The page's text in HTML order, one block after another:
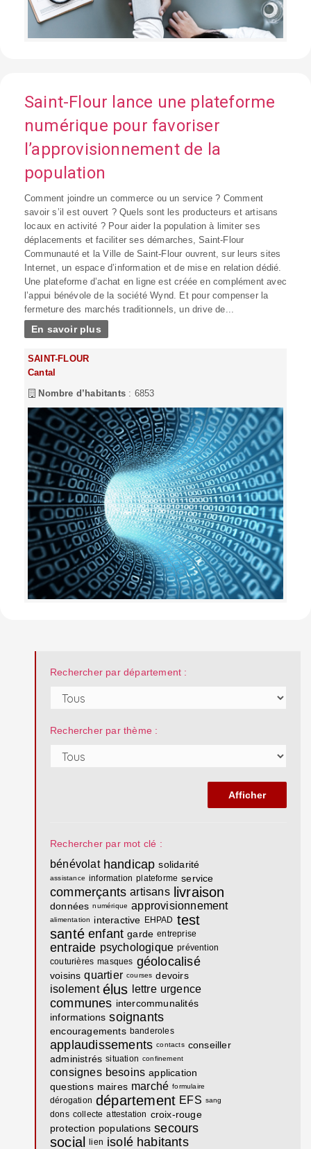
Saint-Flour lance une plateforme
numérique pour favoriser
l’approvisionnement de la
population
Comment joindre un commerce ou un service ? Comment
savoir s’il est ouvert ? Quels sont les producteurs et artisans
locaux en activité ? Pour aider la population à limiter ses
déplacements et faciliter ses démarches, Saint-Flour
Communauté et la Ville de Saint-Flour ouvrent, sur leurs sites
Internet, un espace d’information et de mise en relation dédié.
Une plateforme d’achat en ligne est créée en complément avec
l’appui bénévole de la société Wynd. Et pour compenser la
fermeture des marchés traditionnels, un drive de...
En savoir plus
SAINT-FLOUR
Cantal
Nombre d’habitants : 6853
Rechercher par département :
Rechercher par thème :
Rechercher par mot clé :
bénévolat handicap solidarité
assistance information plateforme service
commerçants artisans livraison
données numérique approvisionnement
alimentation interactive EHPAD test
santé enfant garde entreprise
entraide psychologique prévention
couturières masques géolocalisé
voisins quartier courses devoirs
isolement élus lettre urgence
communes intercommunalités
informations soignants
encouragements banderoles
applaudissements contacts conseiller
administrés situation confinement
consignes besoins application
questions maires marché formulaire
dérogation département EFS sang
dons collecte attestation croix-rouge
protection populations secours
social lien isolé habitants